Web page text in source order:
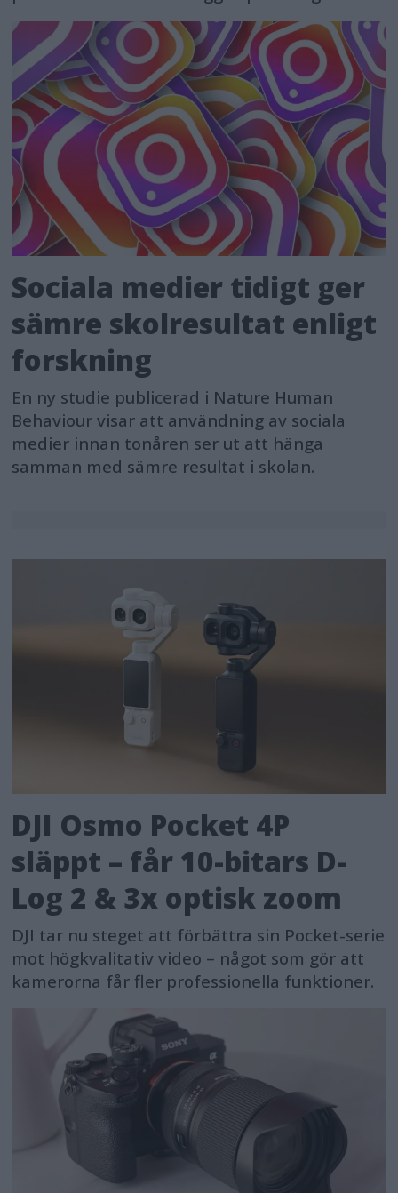
Sociala medier tidigt ger
sämre skolresultat enligt
forskning
En ny studie publicerad i Nature Human
Behaviour visar att användning av sociala
medier innan tonåren ser ut att hänga
samman med sämre resultat i skolan.
DJI Osmo Pocket 4P
släppt – får 10-bitars D-
Log 2 & 3x optisk zoom
DJI tar nu steget att förbättra sin Pocket-serie
mot högkvalitativ video – något som gör att
kamerorna får fler professionella funktioner.